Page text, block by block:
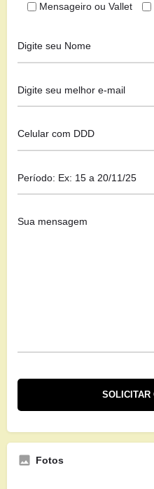
Mensageiro ou Vallet
Fotos